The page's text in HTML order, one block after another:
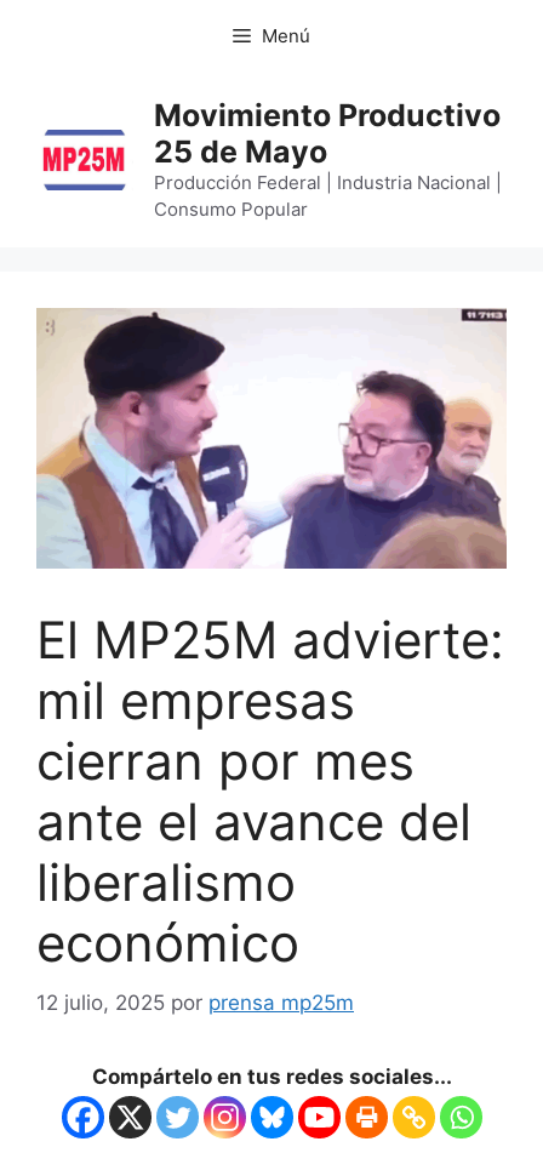
Menú
Movimiento Productivo
25 de Mayo
Producción Federal | Industria Nacional |
Consumo Popular
El MP25M advierte:
mil empresas
cierran por mes
ante el avance del
liberalismo
económico
12 julio, 2025 por prensa mp25m
Compártelo en tus redes sociales...